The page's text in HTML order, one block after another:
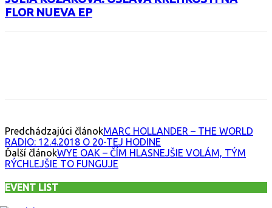
FLOR NUEVA EP
Predchádzajúci článokMARC HOLLANDER – THE WORLD
RADIO: 12.4.2018 O 20-TEJ HODINE
Ďalší článokWYE OAK – ČÍM HLASNEJŠIE VOLÁM, TÝM
RÝCHLEJŠIE TO FUNGUJE
EVENT LIST